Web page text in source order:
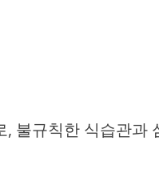
불규칙한 식습관과